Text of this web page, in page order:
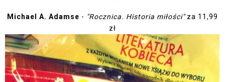
Michael A. Adamse - "Rocznica. Historia miłości"za 11,99
zł